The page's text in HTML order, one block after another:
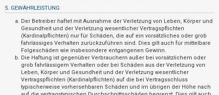
e
m
5. GEWÄHRLEISTUNG
Der Betreiber haftet mit Ausnahme der Verletzung von Leben, Körper und
Gesundheit und der Verletzung wesentlicher Vertragspflichten
(Kardinalpflichten) nur für Schäden, die auf ein vorsätzliches oder grob
fahrlässiges Verhalten zurückzuführen sind. Dies gilt auch für mittelbare
Folgeschäden wie insbesondere entgangenen Gewinn.
Die Haftung ist gegenüber Verbrauchern außer bei vorsätzlichem oder
grob fahrlässigem Verhalten oder bei Schäden aus der Verletzung von
Leben, Körper und Gesundheit und der Verletzung wesentlicher
Vertragspflichten (Kardinalpflichten) auf die bei Vertragsschluss
typischerweise vorhersehbaren Schäden und im übrigen der Höhe nach